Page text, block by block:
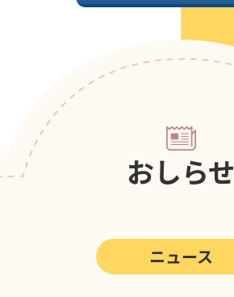
ポップアスリートカップ
おしらせ
ニュース